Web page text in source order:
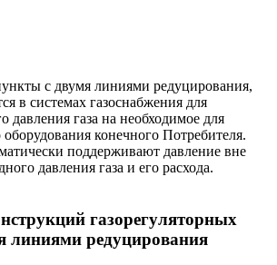
с двумя линиями редуцирования,
в системах газоснабжения для
давления газа на необходимое для
конечного Потребителя.
поддерживают давление вне
давления газа и его расхода.
газорегуляторных
линиями редуцирования